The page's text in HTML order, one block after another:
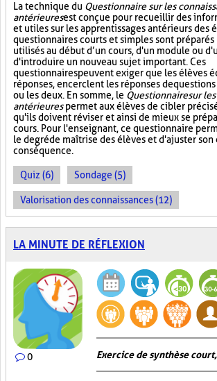
La technique du Questionnaire sur les
antérieuresest conçue pour recueillir des
et utiles sur les apprentissages antérieurs des
questionnaires courts et simples sont préparés
utilisés au début d’un cours, d'un module ou
d'introduire un nouveau sujet important. Ces
questionnaires peuvent exiger que les élèves
réponses, encerclent les réponses de
ou les deux. En somme, le Questionnaire sur
antérieurespermet aux élèves de cibler
qu'ils doivent réviser et ainsi de mieux se
cours. Pour l'enseignant, ce questionnaire
le degré de maîtrise des élèves et d'ajuster
conséquence.
Quiz (6) Sondage (5)
Valorisation des connaissances (12)
LA MINUTE DE RÉFLEXION
0 Exercice de synthèse